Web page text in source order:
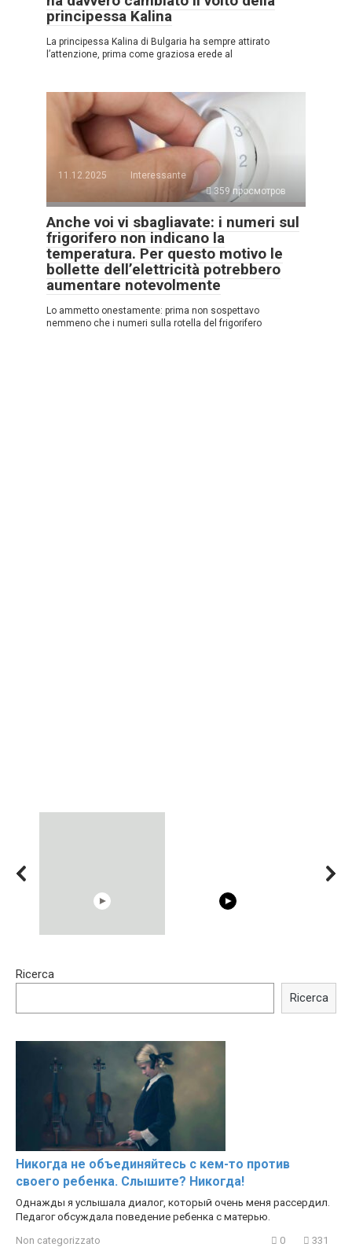
principessa Kalina
La principessa Kalina di Bulgaria ha sempre attirato
l’attenzione, prima come graziosa erede al
11.12.2025
Interessante
359 просмотров
Anche voi vi sbagliavate: i numeri sul
frigorifero non indicano la
temperatura. Per questo motivo le
bollette dell’elettricità potrebbero
aumentare notevolmente
Lo ammetto onestamente: prima non sospettavo
nemmeno che i numeri sulla rotella del frigorifero
Trying BOLLYWOOD
Shocking illusion - Pretty
Ricerca
Ricerca
Никогда не объединяйтесь с кем-то против
своего ребенка. Слышите? Никогда!
Однажды я услышала диалог, который очень меня рассердил.
Педагог обсуждала поведение ребенка с матерью.
Non categorizzato 0 331